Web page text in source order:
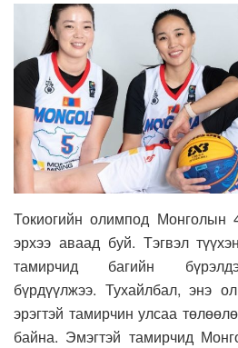
Токиогийн олимпод Монголын
эрхээ аваад буй. Тэгвэл
тамирчид багийн
бүрдүүлжээ. Тухайлбал, энэ
эрэгтэй тамирчин улсаа
байна. Эмэгтэй тамирчид